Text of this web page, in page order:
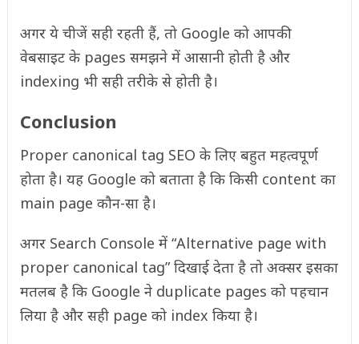
अगर ये चीजें सही रहती हैं, तो Google को आपकी
वेबसाइट के pages समझने में आसानी होती है और
indexing भी सही तरीके से होती है।
Conclusion
Proper canonical tag SEO के लिए बहुत महत्वपूर्ण
होता है। यह Google को बताता है कि किसी content का
main page कौन-सा है।
अगर Search Console में “Alternative page with
proper canonical tag” दिखाई देता है तो अक्सर इसका
मतलब है कि Google ने duplicate pages को पहचान
लिया है और सही page को index किया है।